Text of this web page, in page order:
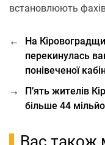
встановлюють
←
На
перекинулась
понівеченої
→
П’ять жителів
більше 44
Вас також